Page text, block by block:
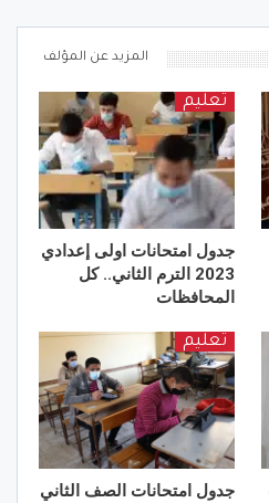
المزيد عن المؤلف
تعليم
جدول امتحانات اولى إعدادي
2023 الترم الثاني.. كل
المحافظات
تعليم
جدول امتحانات الصف الثاني